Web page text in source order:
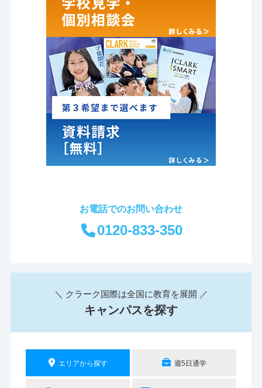
お電話でのお問い合わせ
0120-833-350
＼ クラーク国際は全国に教育を展開 ／
キャンパスを探す
エリアから探す 週5日通学